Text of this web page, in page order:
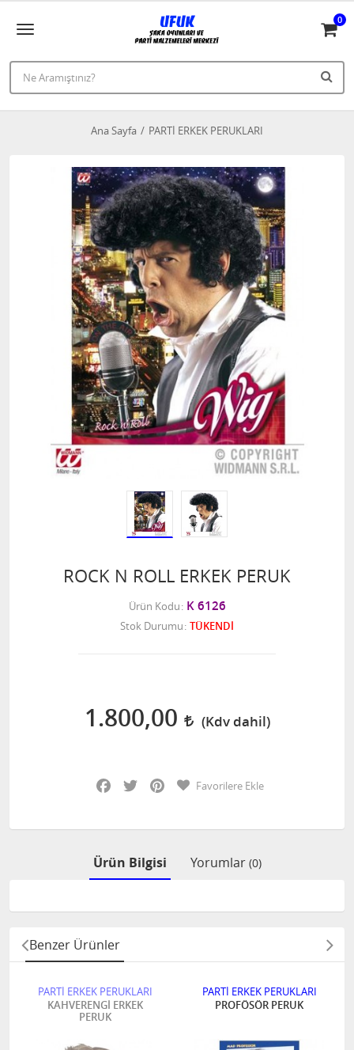
0
Ana Sayfa PARTİ ERKEK PERUKLARI
ROCK N ROLL ERKEK PERUK
Ürün Kodu K 6126
Stok Durumu TÜKENDİ
1.800,00
Facebook
Twitter PinterestFavorilere Ekle
Ürün Bilgisi Yorumlar (0)
Benzer Ürünler
PARTİ ERKEK PERUKLARI
KAHVERENGİ ERKEK
PERUK
PARTİ ERKEK PERUKLARI
PROFÖSÖR PERUK